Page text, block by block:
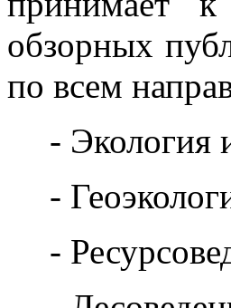
обзорных
по всем
- Экология
-
-